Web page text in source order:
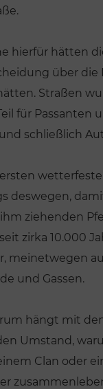
hierfür hätten
über
Straßen
für Passanten
schließlich
deswegen,
ziehenden
zirka 10.000
meinetwegen
und Gassen.
hängt mit
Umstand,
Clan oder